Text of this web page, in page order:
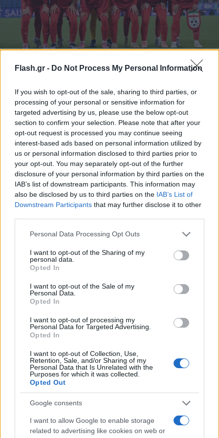
Flash.gr - Do Not Process My Personal Information
If you wish to opt-out of the sale, sharing to third parties, or
processing of your personal or sensitive information for
targeted advertising by us, please use the below opt-out
section to confirm your selection. Please note that after your
opt-out request is processed you may continue seeing
interest-based ads based on personal information utilized by
us or personal information disclosed to third parties prior to
your opt-out. You may separately opt-out of the further
disclosure of your personal information by third parties on the
IAB’s list of downstream participants. This information may
also be disclosed by us to third parties on the IAB’s List of
Downstream Participants that may further disclose it to other
Please note that this website/app uses one or more Google
not limited to your visit or usage behaviour. You may click to
grant or deny consent to Google and its third-party tags to
use your data for below specified purposes in below Google
consent section.
Personal Data Processing Opt Outs
I want to opt-out of the Sharing of my
personal data.
Opted In
I want to opt-out of the Sale of my
Personal Data.
Opted In
I want to opt-out of processing my
Personal Data for Targeted Advertising.
Opted In
I want to opt-out of Collection, Use,
Retention, Sale, and/or Sharing of my
Personal Data that Is Unrelated with the
Purposes for which it was collected.
Opted Out
Google consents
I want to allow Google to enable storage
related to advertising like cookies on web or
Η Αυστραλία θα χορηγήσει βίζες σε πέντε μέλη
της εθνικής ομάδας γυναικών του Ιράν
ύμνο, κινδυνεύουν με εκτέλεση αν επιστρέψουν στη χώρα τους.
09.03.2026 23:29
Συντακτική
Ομάδα
Δυο υπουργεία «ακτινογραφούν» όλους τους
04.03.2026 07:00 ΑΝΙΧΝΕΥΤΗΣ
Πλεύρης: Θα χειριστούμε με αυστηρότητα